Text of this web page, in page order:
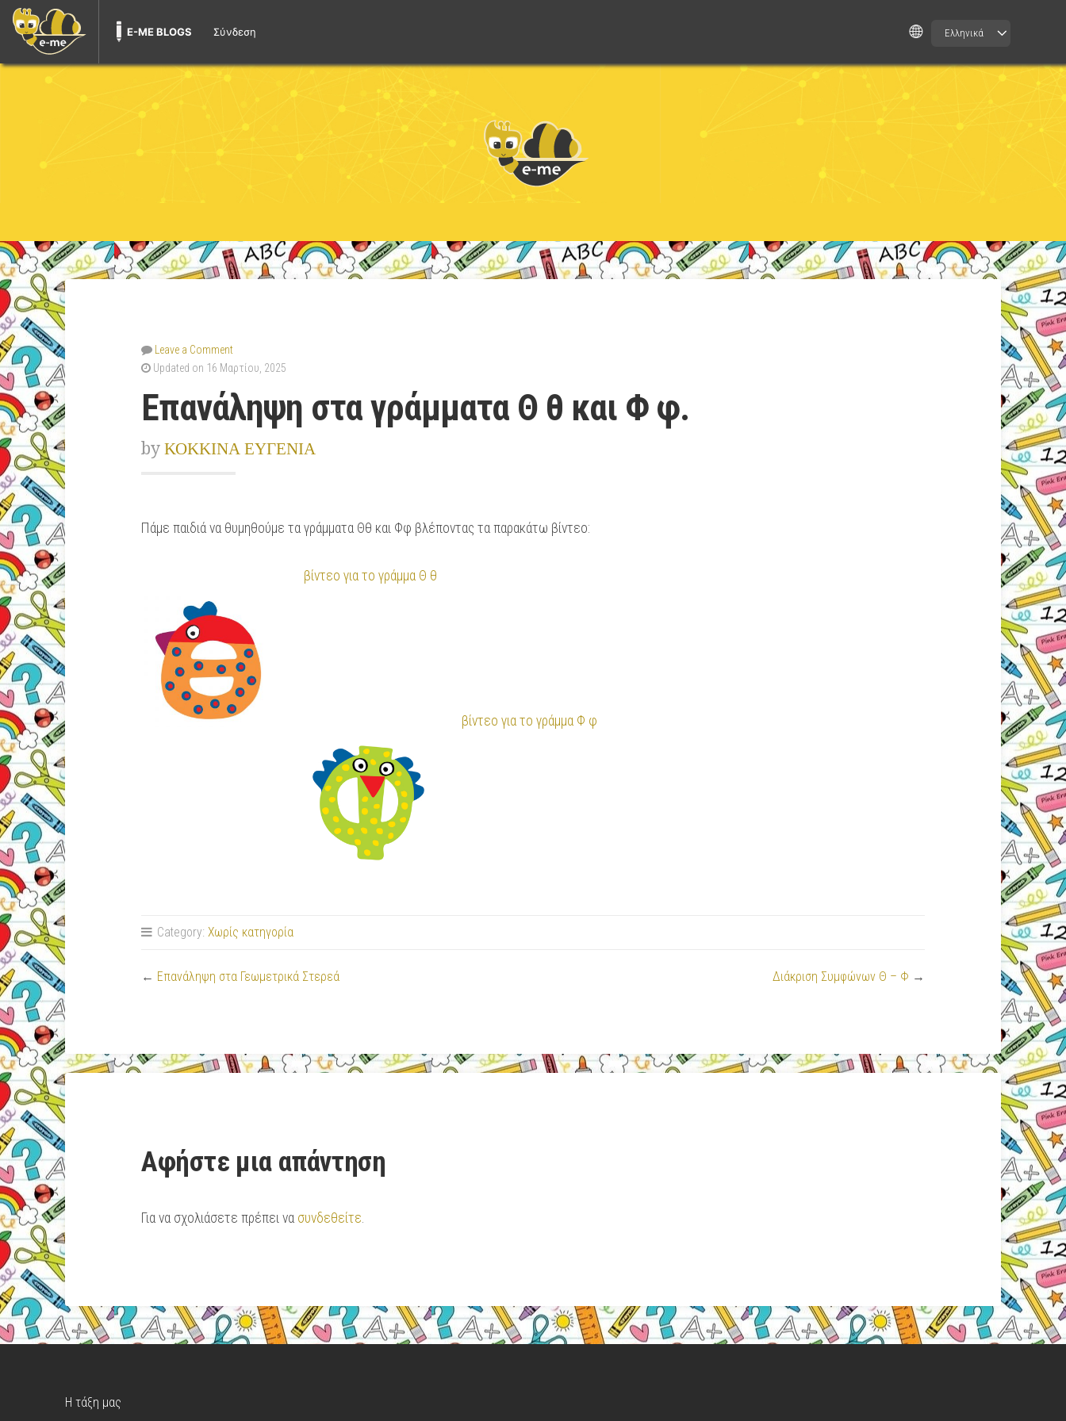
Ελληνικά
E-ME BLOGS Σύνδεση
Leave a Comment
Updated on 16 Μαρτίου, 2025
Επανάληψη στα γράμματα Θ θ και Φ φ.
by ΚΟΚΚΙΝΑ ΕΥΓΕΝΙΑ
Πάμε παιδιά να θυμηθούμε τα γράμματα Θθ και Φφ βλέποντας τα παρακάτω βίντεο:
βίντεο για το γράμμα Θ θ
βίντεο για το γράμμα Φ φ
Category: Χωρίς κατηγορία
← Επανάληψη στα Γεωμετρικά Στερεά Διάκριση Συμφώνων Θ – Φ →
Αφήστε μια απάντηση
Για να σχολιάσετε πρέπει να συνδεθείτε.
Η τάξη μας